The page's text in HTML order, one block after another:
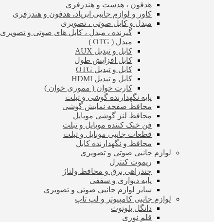
هدفون ، هدست و هندزفری
کاور و لوازم جانبی ایرپاد، هدفون و هندزفری
مبدل و کابل صوتی ، تصویری
گیرنده ، مبدل ، کابل های صوتی و تصویری
مبدل ( OTG )
کابل و تبدیل AUX
کابل افزایش طول
کابل و تبدیل OTG
کابل و تبدیل HDMI
کارت خوان ( مموری خوان )
پایه نگهدارنده گوشی و تبلت
محافظ صفحه نمایش گوشی
محافظ لنز گوشی موبایل
فن خنک کننده موبایل و تبلت
قطعات جانبی موبایل و تبلت
محافظ و نگهدارنده کابل
لوازم جانبی صوتی و تصویری
ریموت کنترل
چندراهی برق و محافظ ولتاژ
پایه دیواری و سقفی
سایر لوازم جانبی صوتی و تصویری
لوازم جانبی کامپیوتر و لپ تاپ
دانگل بلوتوث
قلم نوری